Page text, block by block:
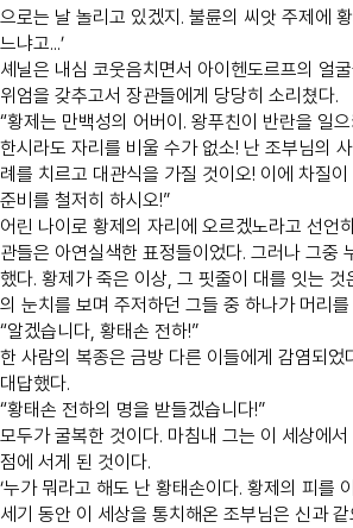
으로는 날 놀리고 있겠지. 불륜의 씨앗 주제에
느냐고...’
셰닐은 내심 코웃음치면서 아이헨도르프의 얼
위엄을 갖추고서 장관들에게 당당히 소리쳤다.
“황제는 만백성의 어버이. 왕푸친이 반란을 일
한시라도 자리를 비울 수가 없소! 난 조부님의
례를 치르고 대관식을 가질 것이오! 이에 차질
준비를 철저히 하시오!”
어린 나이로 황제의 자리에 오르겠노라고 선언
관들은 아연실색한 표정들이었다. 그러나 그중
했다. 황제가 죽은 이상, 그 핏줄이 대를 잇는 것
의 눈치를 보며 주저하던 그들 중 하나가 머리
“알겠습니다, 황태손 전하!”
한 사람의 복종은 금방 다른 이들에게 감염되었
대답했다.
“황태손 전하의 명을 받들겠습니다!”
모두가 굴복한 것이다. 마침내 그는 이 세상에
점에 서게 된 것이다.
‘누가 뭐라고 해도 난 황태손이다. 황제의 피를
세기 동안 이 세상을 통치해온 조부님은 신과